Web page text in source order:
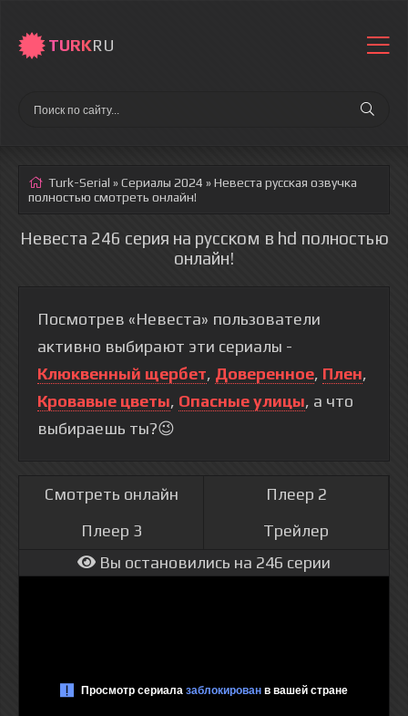
TURKRU
Turk-Serial »Сериалы 2024 » Невеста русская озвучка
полностью смотреть онлайн!
Невеста 246 серия на русском в hd полностью
онлайн!
Посмотрев «Невеста» пользователи
активно выбирают эти сериалы -
Клюквенный щербет, Доверенное, Плен,
Кровавые цветы, Опасные улицы, а что
выбираешь ты?😉
Смотреть онлайн
Плеер 2
Плеер 3
Трейлер
Вы остановились на 246 серии